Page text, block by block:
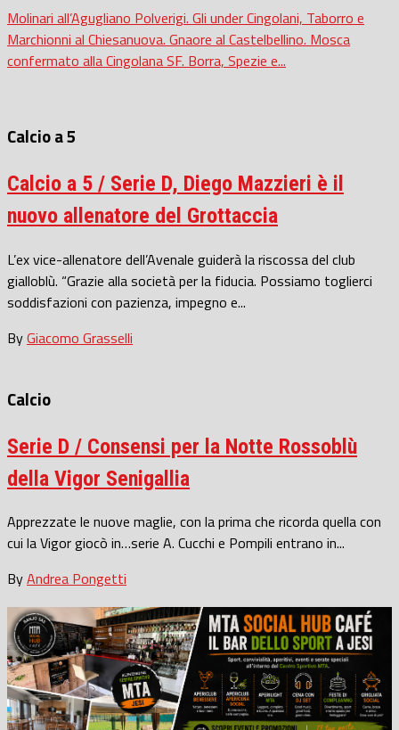
Molinari all’Agugliano Polverigi. Gli under Cingolani, Taborro e
Marchionni al Chiesanuova. Gnaore al Castelbellino. Mosca
confermato alla Cingolana SF. Borra, Spezie e...
Calcio a 5
Calcio a 5 / Serie D, Diego Mazzieri è il
nuovo allenatore del Grottaccia
L’ex vice-allenatore dell’Avenale guiderà la riscossa del club
gialloblù. “Grazie alla società per la fiducia. Possiamo toglierci
soddisfazioni con pazienza, impegno e...
ByGiacomo Grasselli
Calcio
Serie D / Consensi per la Notte Rossoblù
della Vigor Senigallia
Apprezzate le nuove maglie, con la prima che ricorda quella con
cui la Vigor giocò in…serie A. Cucchi e Pompili entrano in...
ByAndrea Pongetti